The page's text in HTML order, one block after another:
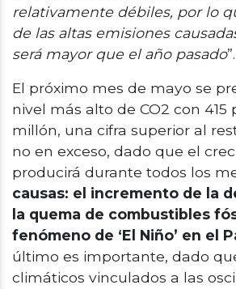
relativamente débiles, por lo
de las altas emisiones
será mayor que el año pasado”.
El próximo mes de mayo se
nivel más alto de CO2 con
millón, una cifra superior al
no en exceso, dado que el
producirá durante todos los
causas: el incremento de la
la quema de combustibles
fenómeno de ‘El Niño’ en el
último es importante, dado
climáticos vinculados a las